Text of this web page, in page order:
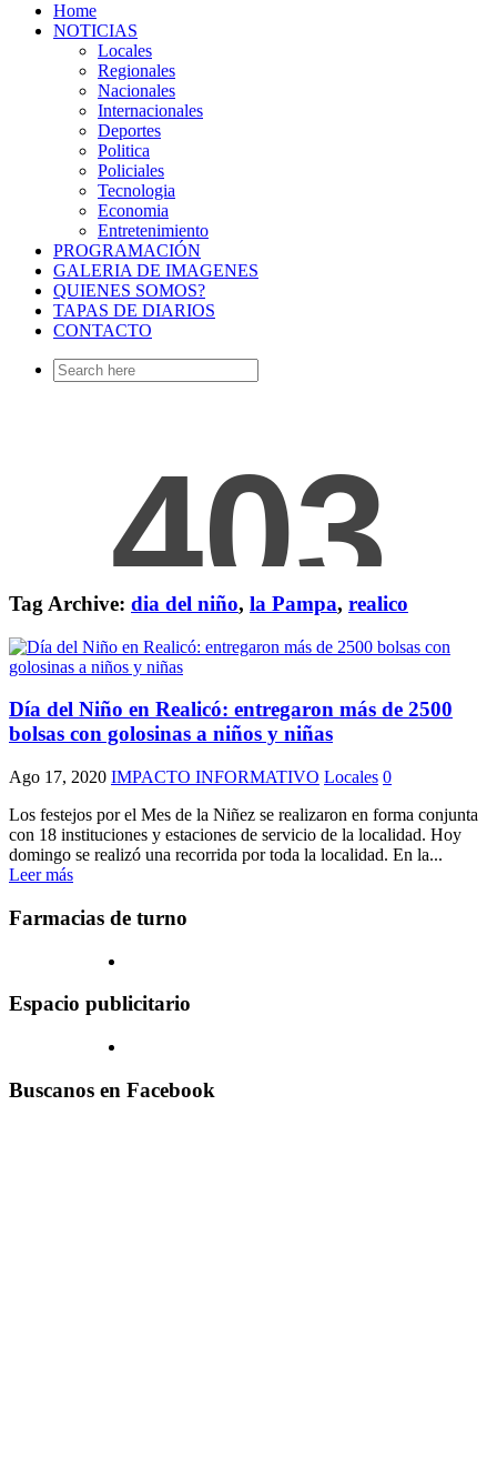
Home
NOTICIAS
Locales
Regionales
Nacionales
Internacionales
Deportes
Politica
Policiales
Tecnologia
Economia
Entretenimiento
PROGRAMACIÓN
GALERIA DE IMAGENES
QUIENES SOMOS?
TAPAS DE DIARIOS
CONTACTO
Search
for:
Tag Archive: dia del niño, la Pampa, realico
Día del Niño en Realicó: entregaron más de 2500
bolsas con golosinas a niños y niñas
Ago 17, 2020 IMPACTO INFORMATIVO Locales 0
Los festejos por el Mes de la Niñez se realizaron en forma conjunta
con 18 instituciones y estaciones de servicio de la localidad. Hoy
domingo se realizó una recorrida por toda la localidad. En la...
Leer más
Farmacias de turno
Espacio publicitario
Buscanos en Facebook